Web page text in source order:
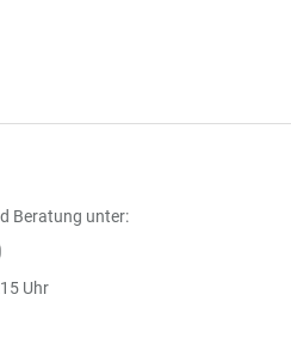
Beratung unter:
Uhr